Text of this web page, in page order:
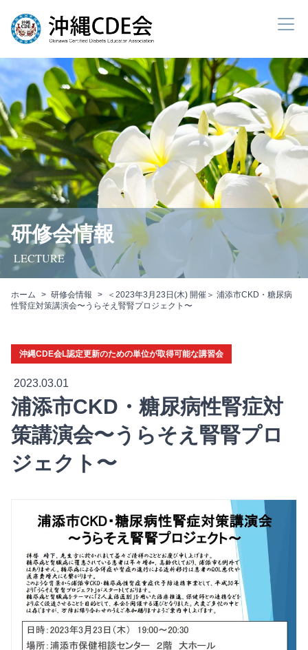
研修会情報
LECTURE
ホーム 研修会情報
＜2023年3⽉23⽇(木) 開催＞ 浦添市CKD・糖尿病
性腎症対策講演会〜うらそえ腎腎プロジェクト〜
沖縄CDE会L認定更新のための単位が取得可能な講習会
2023.03.01
浦添市CKD・糖尿病性腎症対
策講演会〜うらそえ腎腎プロ
ジェクト〜